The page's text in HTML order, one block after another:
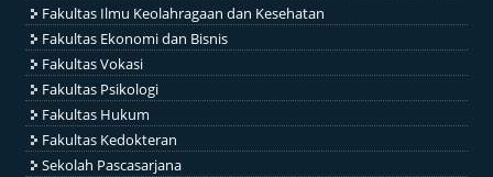
Fakultas Ilmu Keolahragaan dan Kesehatan
Fakultas Ekonomi dan Bisnis
Fakultas Vokasi
Fakultas Psikologi
Fakultas Hukum
Fakultas Kedokteran
Sekolah Pascasarjana